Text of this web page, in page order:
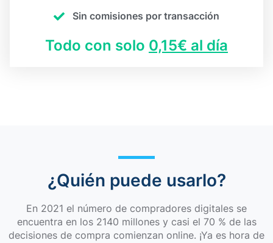
Sin comisiones por transacción​
Todo con solo 0,15€ al día
¿Quién puede usarlo?​
En 2021 el número de compradores digitales se
encuentra en los 2140 millones y casi el 70 % de las
decisiones de compra comienzan online. ¡Ya es hora de